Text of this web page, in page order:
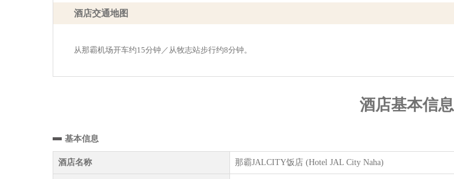
酒店交通地图
从那霸机场开车约15分钟／从牧志站步行约8分钟。
酒店基本信息
基本信息
酒店名称 那霸JALCITY饭店 (Hotel JAL City Naha)